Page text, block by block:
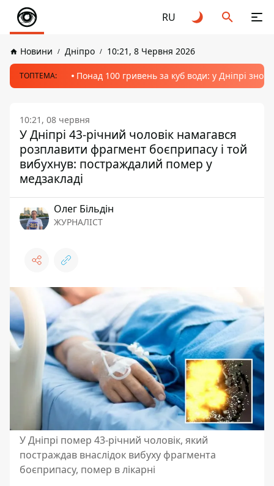
RU
Новини Дніпро 10:21, 8 Червня 2026
ТОПТЕМА: Понад 100 гривень за куб води: у Дніпрі
10:21, 08 червня
У Дніпрі 43-річний чоловік намагався
розплавити фрагмент боєприпасу і той
вибухнув: постраждалий помер у
медзакладі
Олег Більдін
ЖУРНАЛІСТ
У Дніпрі помер 43-річний чоловік, який
постраждав внаслідок вибуху фрагмента
боєприпасу, помер в лікарні